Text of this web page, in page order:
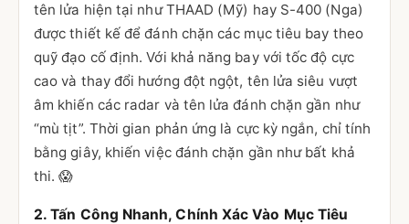
tên lửa hiện tại như THAAD (Mỹ) hay S-400 (Nga)
được thiết kế để đánh chặn các mục tiêu bay theo
quỹ đạo cố định. Với khả năng bay với tốc độ cực
cao và thay đổi hướng đột ngột, tên lửa siêu vượt
âm khiến các radar và tên lửa đánh chặn gần như
“mù tịt”. Thời gian phản ứng là cực kỳ ngắn, chỉ tính
bằng giây, khiến việc đánh chặn gần như bất khả
thi. 😱
2. Tấn Công Nhanh, Chính Xác Vào Mục Tiêu